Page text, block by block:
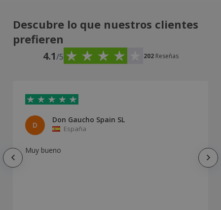
Descubre lo que nuestros clientes
prefieren
4.1/5 202 Reseñas
D
Don Gaucho Spain SL
España
Muy bueno